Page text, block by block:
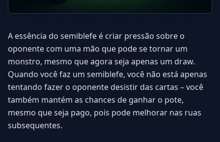
A essência do semiblefe é criar pressão sobre o
oponente com uma mão que pode se tornar um
monstro, mesmo que agora seja apenas um draw.
Quando você faz um semiblefe, você não está apenas
tentando fazer o oponente desistir das cartas – você
também mantém as chances de ganhar o pote,
mesmo que seja pago, pois pode melhorar nas ruas
subsequentes.